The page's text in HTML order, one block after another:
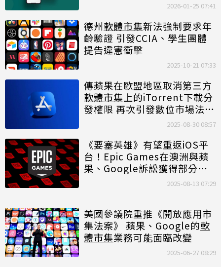
2026-01-25 07:41
德州軟體市集新法強制要求年
齡驗證 引發CCIA、學生團體
提告違憲衝擊
2025-10-21 07:33
傳蘋果在歐盟地區取消第三方
軟體市集 上的iTorrent下載分
發權限 再次引發數位市場法合
2025-08-30 08:57
《要塞英雄》有望重返iOS平
台！Epic Games在澳洲與蘋
果、Google訴訟獲得部分勝
2025-08-13 07:29
美國參議院重推《開放應用市
集法案》 蘋果、Google的軟
體市集業務可能面臨改變
2025-06-27 08:29